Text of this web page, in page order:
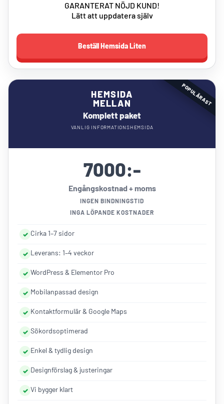
GARANTERAT NÖJD KUND!
Lätt att uppdatera själv
Beställ Hemsida Liten
POPULÄRAST
HEMSIDA
MELLAN
Komplett paket
VANLIG INFORMATIONSHEMSIDA
7000:-
Engångskostnad + moms
INGEN BINDNINGSTID
INGA LÖPANDE KOSTNADER
Cirka 1–7 sidor
Leverans: 1–4 veckor
WordPress & Elementor Pro
Mobilanpassad design
Kontaktformulär & Google Maps
Sökordsoptimerad
Enkel & tydlig design
Designförslag & justeringar
Vi bygger klart